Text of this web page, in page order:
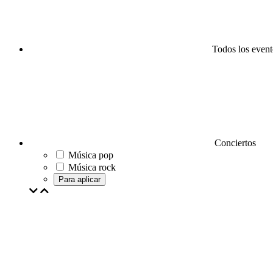
Todos los
Conciertos
Música pop
Música rock
Para aplicar